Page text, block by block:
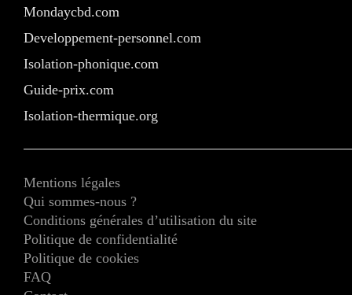
Mondaycbd.com
Developpement-personnel.com
Isolation-phonique.com
Guide-prix.com
Isolation-thermique.org
Mentions légales
Qui sommes-nous ?
Conditions générales d’utilisation du site
Politique de confidentialité
Politique de cookies
FAQ